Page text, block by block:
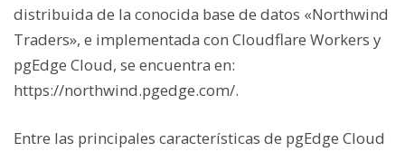
distribuida de la conocida base de datos «Northwind
Traders», e implementada con Cloudflare Workers y
pgEdge Cloud, se encuentra en:
https://northwind.pgedge.com/.
Entre las principales características de pgEdge Cloud